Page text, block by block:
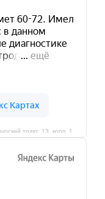
тракт, 13, корп. 1